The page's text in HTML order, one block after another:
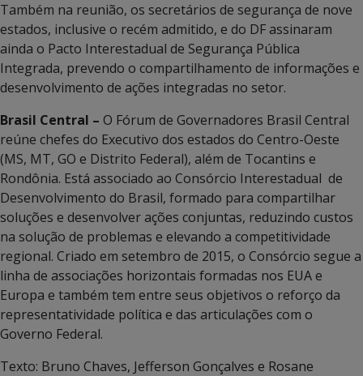
Também na reunião, os secretários de segurança de nove
estados, inclusive o recém admitido, e do DF assinaram
ainda o Pacto Interestadual de Segurança Pública
Integrada, prevendo o compartilhamento de informações e
desenvolvimento de ações integradas no setor.
Brasil Central – O Fórum de Governadores Brasil Central
reúne chefes do Executivo dos estados do Centro-Oeste
(MS, MT, GO e Distrito Federal), além de Tocantins e
Rondônia. Está associado ao Consórcio Interestadual de
Desenvolvimento do Brasil, formado para compartilhar
soluções e desenvolver ações conjuntas, reduzindo custos
na solução de problemas e elevando a competitividade
regional. Criado em setembro de 2015, o Consórcio segue a
linha de associações horizontais formadas nos EUA e
Europa e também tem entre seus objetivos o reforço da
representatividade política e das articulações com o
Governo Federal.
Texto: Bruno Chaves, Jefferson Gonçalves e Rosane